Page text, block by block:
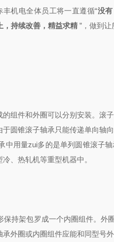
丰机电全体员工将一直遵循“没
，持续改善，精益求精 ”，做到让
件和外圈可以分别安装。滚
圆锥滚子轴承只能传递单向轴
用量zui多的是单列圆锥滚子
、热轧机等重型机器中。
持架包罗成一个内圈组件。外
外圈或内圈组件应能和同型号